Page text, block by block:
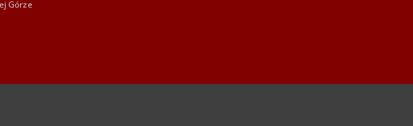
Górze